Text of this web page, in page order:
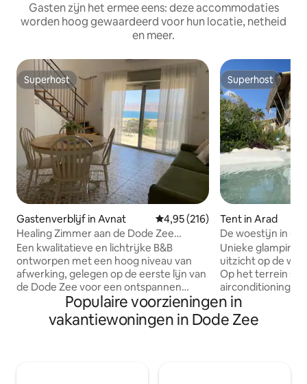
Gasten zijn het ermee eens: deze accommodaties
worden hoog gewaardeerd voor hun locatie, netheid
en meer.
Superhost
Superhost
Gastenverblijf in Avnat Gemiddelde beoordeling van
4,95 (216)
Healing Zimmer aan de Dode Zee
Genezer in de Dode Zee
Een kwalitatieve en lichtrijke B&B
ontworpen met een hoog niveau van
afwerking, gelegen op de eerste lijn van
de Dode Zee voor een ontspannen
vakantie voor lichaam en geest. De B&B
is tot in de kleinste details goed uitgerust
en is speciaal voor onze dierbare gasten
Superhost
Superhost
Tent in Arad
De woestijn in -
in de woestijn
Unieke glamping
uitzicht op de
Op het terrein
airconditioning
voor één
badkamer, een
woonkamer en
Populaire voorzieningen in
vakantiewoningen in Dode Zee